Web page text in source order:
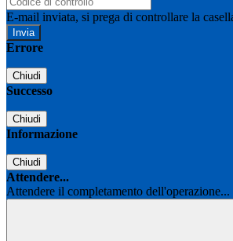
E-mail inviata, si prega di controllare la
Errore
Chiudi
Successo
Chiudi
Informazione
Chiudi
Attendere...
Attendere il completamento dell'operazione...